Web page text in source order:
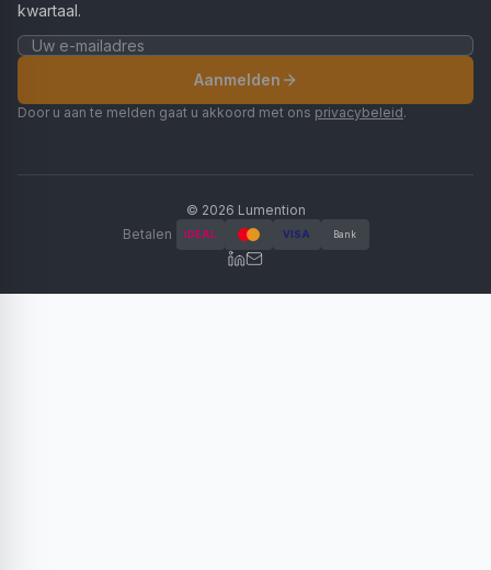
kwartaal.
Aanmelden
Door u aan te melden gaat u akkoord met ons privacybeleid.
© 2026 Lumention
Betalen
iDEAL VISA Bank